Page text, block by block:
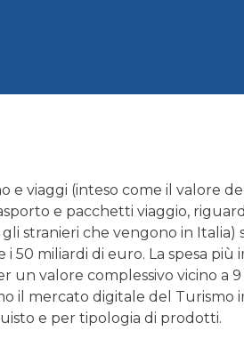
e viaggi (inteso come il valore
e pacchetti viaggio,
stranieri che vengono in Italia)
50 miliardi di euro. La spesa più
un valore complessivo vicino a
il mercato digitale del Turismo
e per tipologia di prodotti.